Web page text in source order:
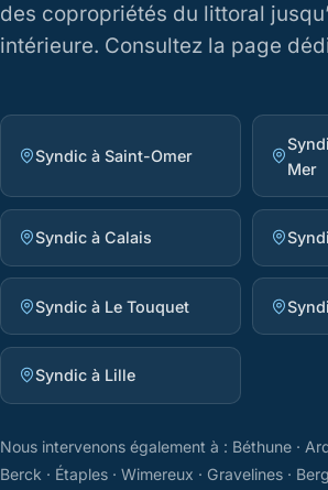
des copropriétés du littoral
intérieure. Consultez la page
Syndic à Saint-Omer
Mer
Syndic à Calais
Syndic à Le Touquet
Syndic à Lille
Nous intervenons également à : Béthune ·
Berck · Étaples · Wimereux · Gravelines ·